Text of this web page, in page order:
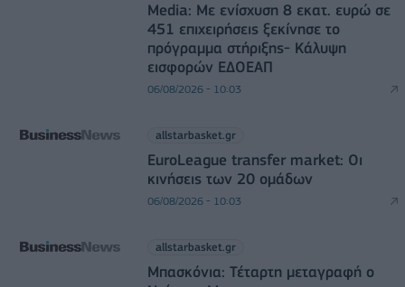
Media: Με ενίσχυση 8 εκατ. ευρώ σε
451 επιχειρήσεις ξεκίνησε το
πρόγραμμα στήριξης- Κάλυψη
εισφορών ΕΔΟΕΑΠ
06/08/2026 - 10:03
allstarbasket.gr
EuroLeague transfer market: Οι
κινήσεις των 20 ομάδων
06/08/2026 - 10:03
allstarbasket.gr
Μπασκόνια: Τέταρτη μεταγραφή ο